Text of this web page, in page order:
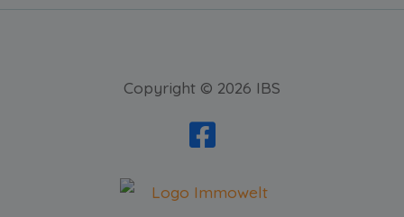
Copyright © 2026 IBS